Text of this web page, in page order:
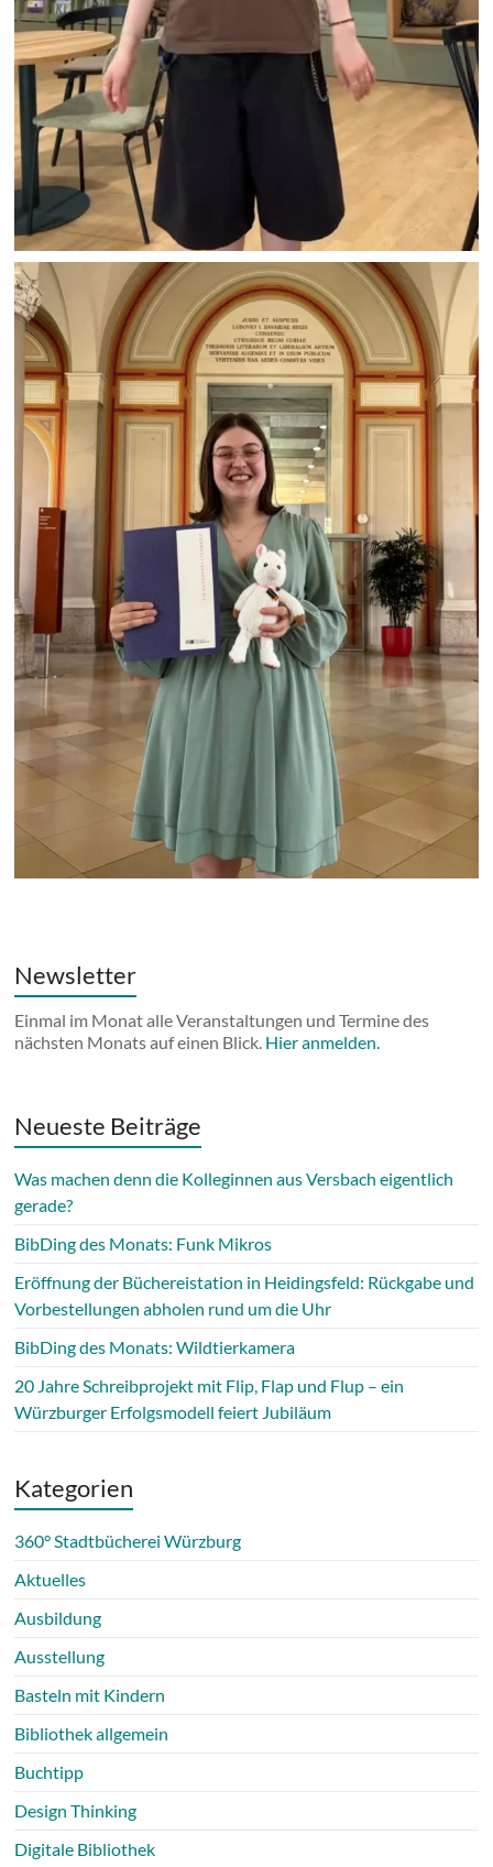
Newsletter
Einmal im Monat alle Veranstaltungen und Termine des
nächsten Monats auf einen Blick. Hier anmelden.
Neueste Beiträge
Was machen denn die Kolleginnen aus Versbach eigentlich
gerade?
BibDing des Monats: Funk Mikros
Eröffnung der Büchereistation in Heidingsfeld: Rückgabe und
Vorbestellungen abholen rund um die Uhr
BibDing des Monats: Wildtierkamera
20 Jahre Schreibprojekt mit Flip, Flap und Flup – ein
Würzburger Erfolgsmodell feiert Jubiläum
Kategorien
360° Stadtbücherei Würzburg
Aktuelles
Ausbildung
Ausstellung
Basteln mit Kindern
Bibliothek allgemein
Buchtipp
Design Thinking
Digitale Bibliothek